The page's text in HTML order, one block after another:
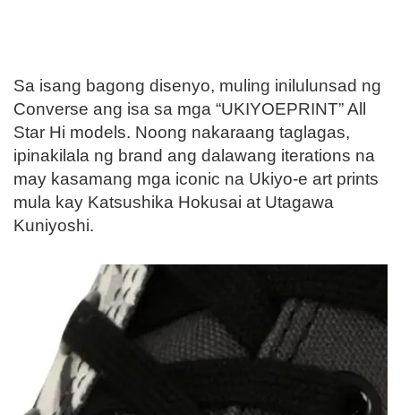
Sa isang bagong disenyo, muling inilulunsad ng
Converse ang isa sa mga “UKIYOEPRINT” All
Star Hi models. Noong nakaraang taglagas,
ipinakilala ng brand ang dalawang iterations na
may kasamang mga iconic na Ukiyo-e art prints
mula kay Katsushika Hokusai at Utagawa
Kuniyoshi.